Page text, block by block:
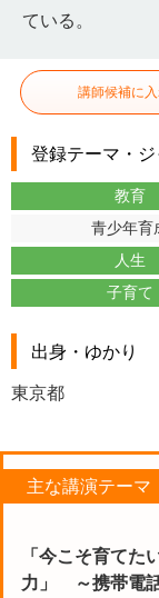
ている。
講師候補に
登録テーマ・
教育
青少年育
人生
子育て
出身・ゆかり
東京都
主な講演テーマ
「今こそ育てた
力」 ～携帯電